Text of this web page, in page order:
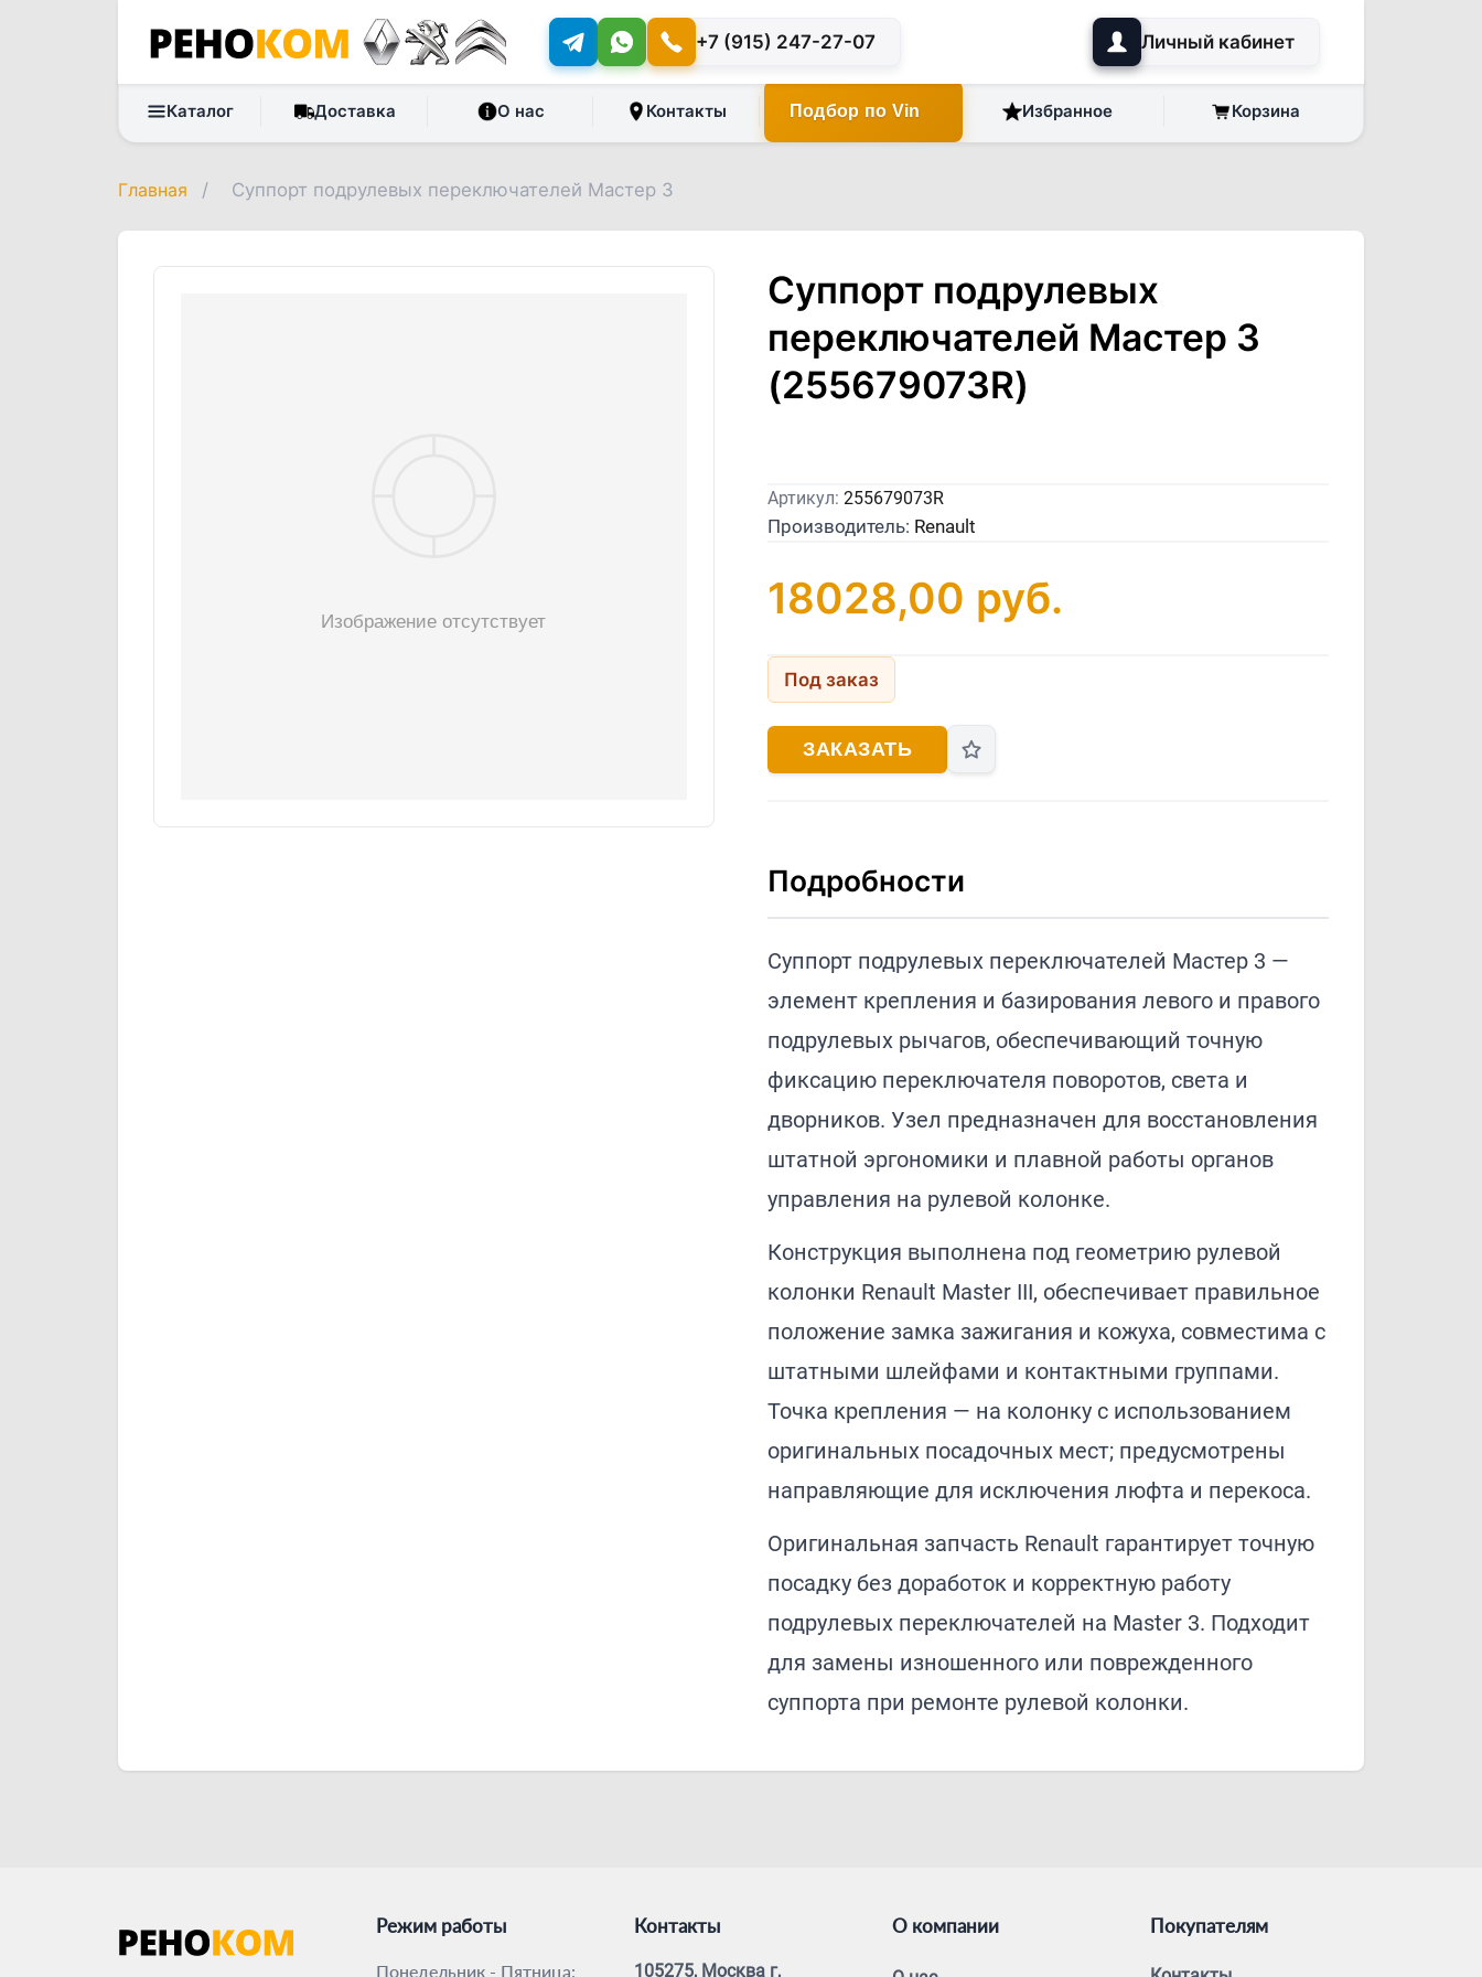
+7 (915) 247-27-07 Личный кабинет
Каталог Доставка О нас Контакты Подбор по Vin Избранное Корзина
Главная / Суппорт подрулевых переключателей Мастер 3
Суппорт подрулевых
переключателей Мастер 3
(255679073R)
Артикул: 255679073R
Производитель: Renault
18028,00 руб.
Под заказ
ЗАКАЗАТЬ
Подробности
Суппорт подрулевых переключателей Мастер 3 —
элемент крепления и базирования левого и правого
подрулевых рычагов, обеспечивающий точную
фиксацию переключателя поворотов, света и
дворников. Узел предназначен для восстановления
штатной эргономики и плавной работы органов
управления на рулевой колонке.
Конструкция выполнена под геометрию рулевой
колонки Renault Master III, обеспечивает правильное
положение замка зажигания и кожуха, совместима с
штатными шлейфами и контактными группами.
Точка крепления — на колонку с использованием
оригинальных посадочных мест; предусмотрены
направляющие для исключения люфта и перекоса.
Оригинальная запчасть Renault гарантирует точную
посадку без доработок и корректную работу
подрулевых переключателей на Master 3. Подходит
для замены изношенного или поврежденного
суппорта при ремонте рулевой колонки.
Режим работы
Понедельник - Пятница:
Контакты
105275, Москва г,
О компании Покупателям